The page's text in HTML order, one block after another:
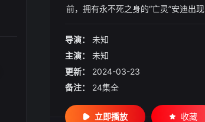
前，拥有永不死之身的“亡灵”安迪出
导演：
未知
主演：
未知
更新：
2024-03-23
备注：
24集全
立即播放 收藏